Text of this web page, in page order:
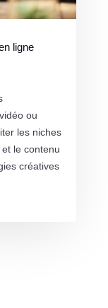
ligne
ou
les niches
le contenu
créatives